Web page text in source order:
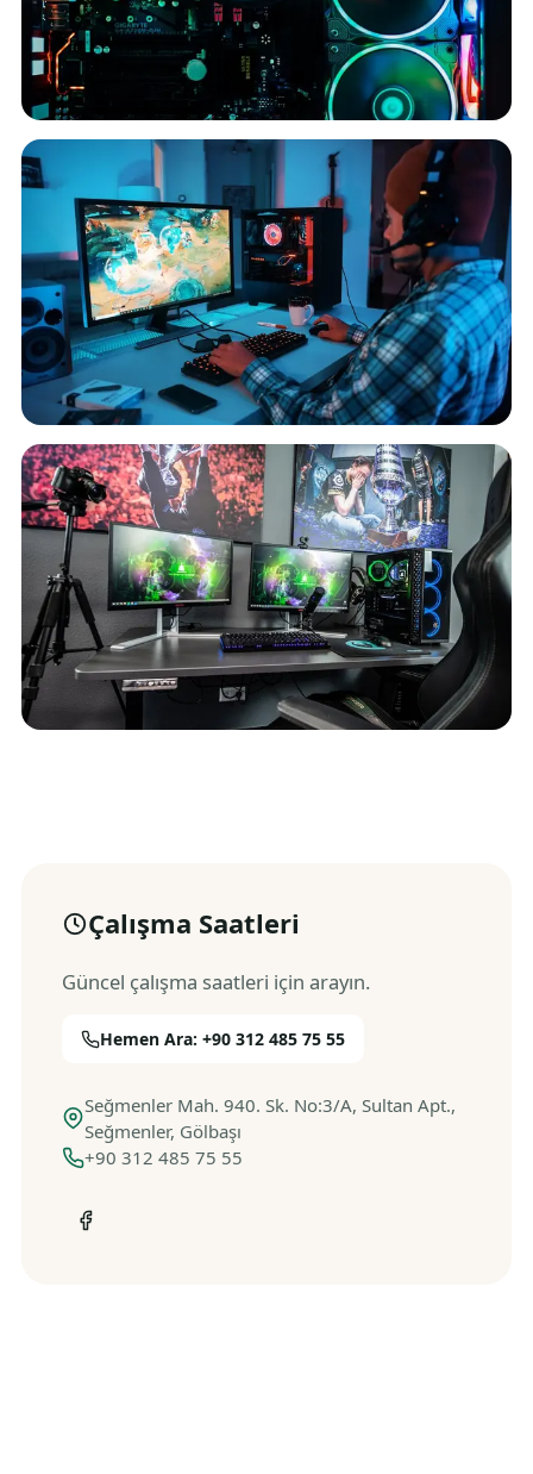
Çalışma Saatleri
Güncel çalışma saatleri için arayın.
Hemen Ara: +90 312 485 75 55
Seğmenler Mah. 940. Sk. No:3/A, Sultan Apt.,
Seğmenler, Gölbaşı
+90 312 485 75 55